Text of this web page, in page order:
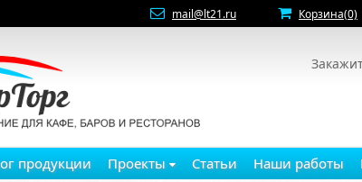
mail@lt21.ru Корзина(0)
продукции Проекты Статьи Наши работы